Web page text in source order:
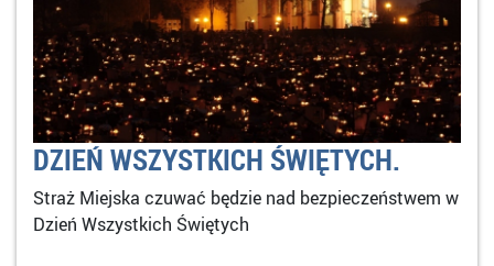
DZIEŃ WSZYSTKICH ŚWIĘTYCH.
Straż Miejska czuwać będzie nad bezpieczeństwem w
Dzień Wszystkich Świętych